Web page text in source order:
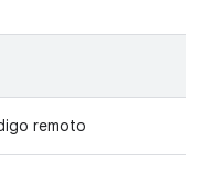
remoto